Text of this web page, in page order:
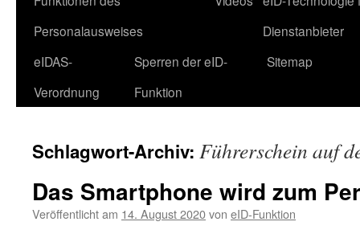
Personalausweises
Dienstanbieter
eIDAS-
Verordnung
Sperren der eID-
Funktion
Sitemap
Schlagwort-Archiv: Führerschein auf
Das Smartphone wird zum
Veröffentlicht am 14. August 2020von eID-Funktion